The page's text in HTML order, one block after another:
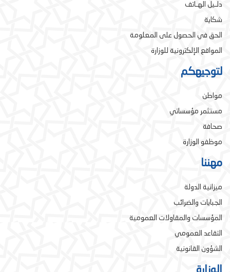
دلـيل الهـاتف
شكاية
الحق في الحصول على المعلومة
المواقع الإلكترونية للوزارة
لتوجيهكم
مواطن
مستثمر مؤسساتي
صحافة
موظفو الوزارة
مهننا
ميزانية الدولة
الجبايات والضرائب
المؤسسات والمقاولات العمومية
التقاعد العمومي
الشؤون القانونية